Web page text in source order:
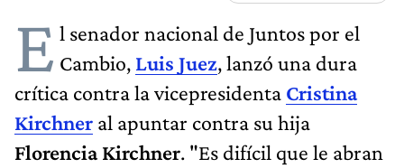
E l senador nacional de Juntos por el
Cambio, Luis Juez, lanzó una dura
crítica contra la vicepresidenta Cristina
Kirchner al apuntar contra su hija
Florencia Kirchner. "Es difícil que le abran